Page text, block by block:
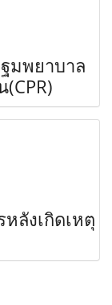
มพยาบาล
ลังเกิดเหตุ